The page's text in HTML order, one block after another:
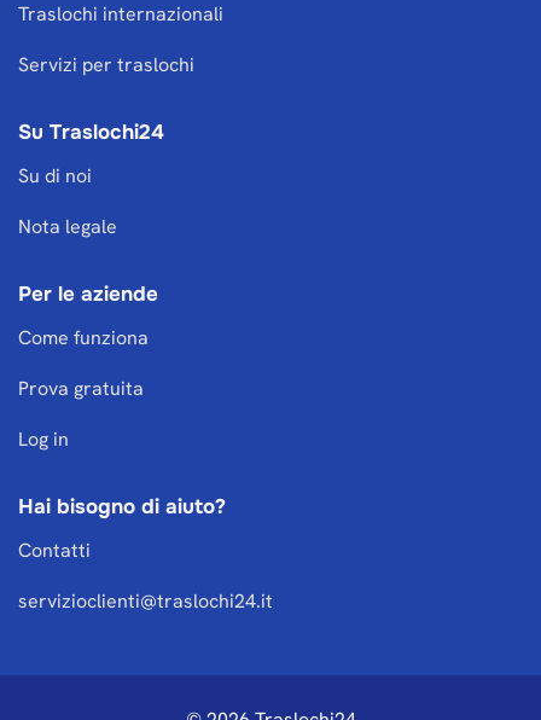
Traslochi internazionali
Servizi per traslochi
Su Traslochi24
Su di noi
Nota legale
Per le aziende
Come funziona
Prova gratuita
Log in
Hai bisogno di aiuto?
Contatti
servizioclienti@traslochi24.it